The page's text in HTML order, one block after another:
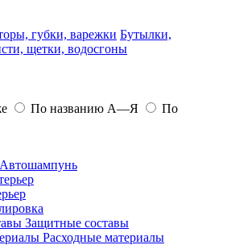
губки, варежки Бутылки,
щетки, водосгоны
По названию А—Я
По
Автошампунь
Защитные составы
Расходные материалы